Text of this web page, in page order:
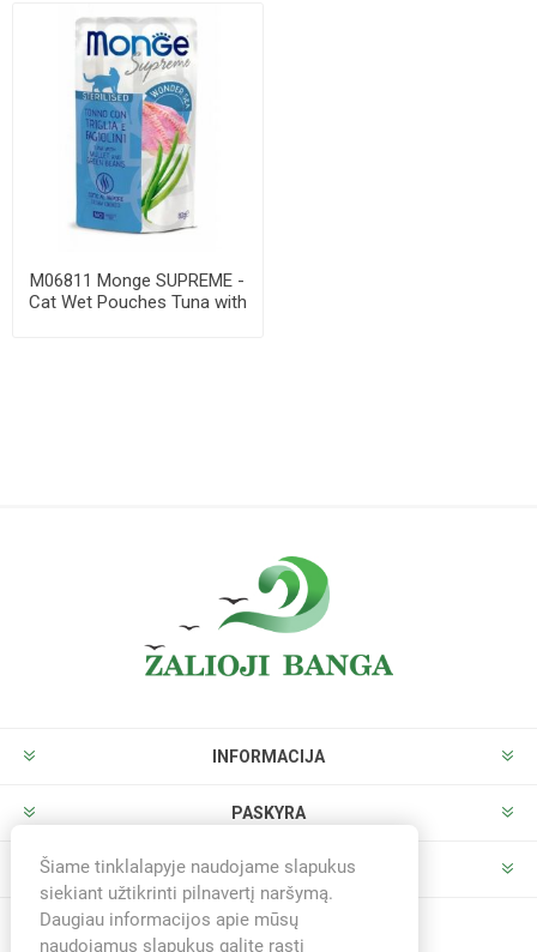
M06811 Monge SUPREME -
Cat Wet Pouches Tuna with
INFORMACIJA
PASKYRA
PARDUOTUVĖ
Šiame tinklalapyje naudojame slapukus
siekiant užtikrinti pilnavertį naršymą.
Daugiau informacijos apie mūsų
naudojamus slapukus galite rasti